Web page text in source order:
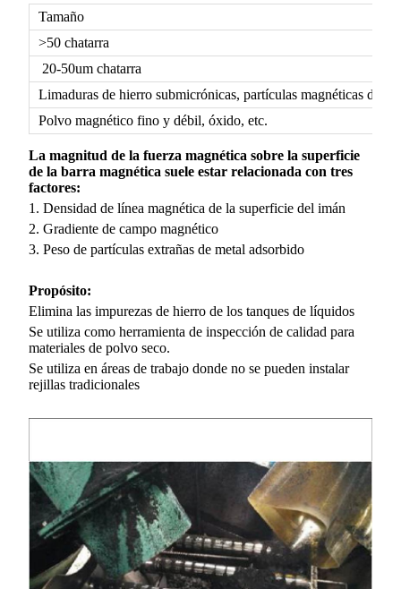
Tamaño
>50 chatarra
20-50um chatarra
Limaduras de hierro submicrónicas, partículas magnéticas
Polvo magnético fino y débil, óxido, etc.
La magnitud de la fuerza magnética sobre la superficie
de la barra magnética suele estar relacionada con tres
factores:
1. Densidad de línea magnética de la superficie del imán
2. Gradiente de campo magnético
3. Peso de partículas extrañas de metal adsorbido
Propósito:
Elimina las impurezas de hierro de los tanques de líquidos
Se utiliza como herramienta de inspección de calidad para
materiales de polvo seco.
Se utiliza en áreas de trabajo donde no se pueden instalar
rejillas tradicionales